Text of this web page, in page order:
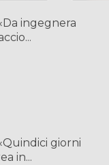
ingegnera
giorni
in...